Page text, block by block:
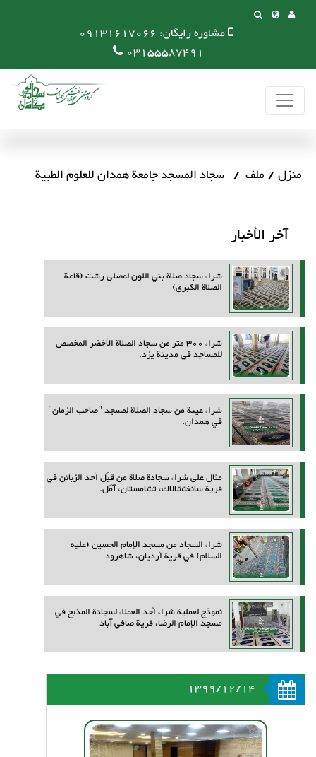
مشاوره رایگان: 09131617066
03155587491
منزل ملف سجاد المسجد جامعة همدان للعلوم الطبية
آخر الأخبار
شراء سجاد صلاة بني اللون لمصلى رشت (قاعة
الصلاة الكبرى)
شراء 300 متر من سجاد الصلاة الأخضر المخصص
للمساجد في مدينة يزد.
شراء عينة من سجاد الصلاة لمسجد "صاحب الزمان"
في همدان.
مثال على شراء سجادة صلاة من قِبَل أحد الزبائن في
قرية سانغتشالاك، تشامستان، آمل.
شراء السجاد من مسجد الإمام الحسين (عليه
السلام) في قرية أرديان، شاهرود
نموذج لعملية شراء أحد العملاء لسجادة المذبح في
مسجد الإمام الرضا، قرية صافي آباد
1399/12/14